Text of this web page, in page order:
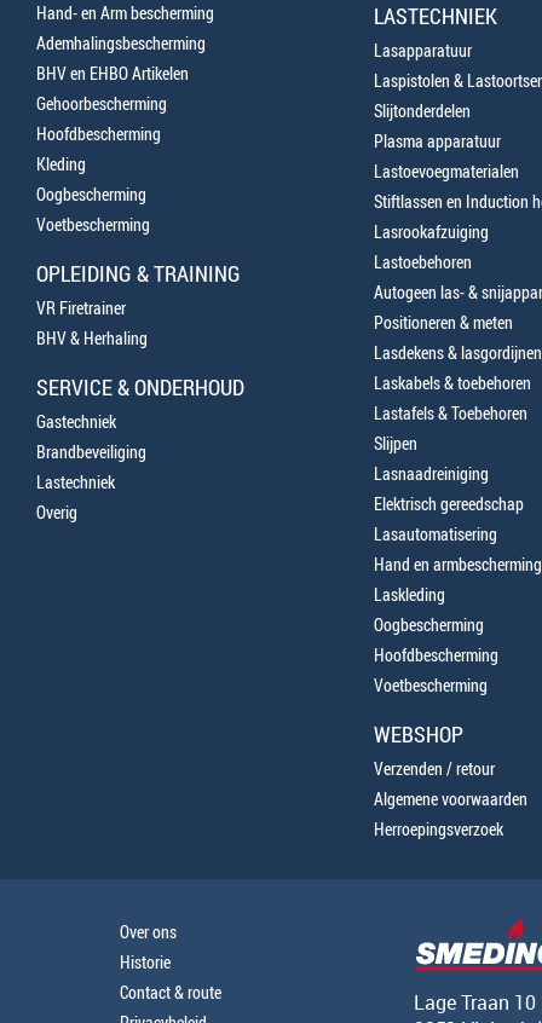
Hand- en Arm bescherming
Ademhalingsbescherming
BHV en EHBO Artikelen
Gehoorbescherming
Hoofdbescherming
Kleding
Oogbescherming
Voetbescherming
OPLEIDING & TRAINING
VR Firetrainer
BHV & Herhaling
SERVICE & ONDERHOUD
Gastechniek
Brandbeveiliging
Lastechniek
Overig
LASTECHNIEK
Lasapparatuur
Laspistolen &
Slijtonderdelen
Plasma apparatuur
Lastoevoegmaterialen
Stiftlassen en Induction
Lasrookafzuiging
Lastoebehoren
Autogeen las- &
Positioneren & meten
Lasdekens & lasgordijnen
Laskabels & toebehoren
Lastafels & Toebehoren
Slijpen
Lasnaadreiniging
Elektrisch gereedschap
Lasautomatisering
Hand en armbescherming
Laskleding
Oogbescherming
Hoofdbescherming
Voetbescherming
WEBSHOP
Verzenden / retour
Algemene voorwaarden
Herroepingsverzoek
Over ons
Historie
Contact & route
Lage Traan 10